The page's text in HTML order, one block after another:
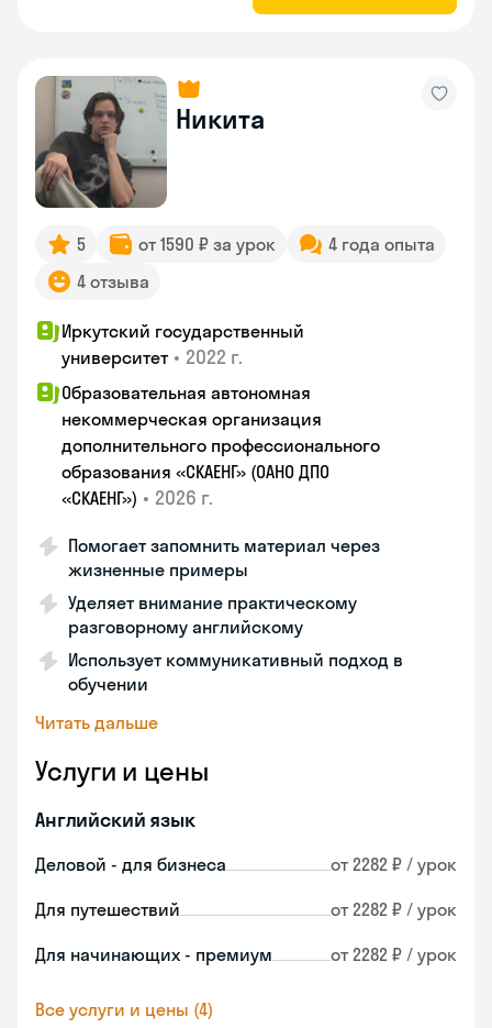
Никита
5 от 1590 ₽ за урок
4 года опыта
4 отзыва
Иркутский государственный
университет • 2022 г.
Образовательная автономная
некоммерческая организация
дополнительного профессионального
образования «СКАЕНГ» (ОАНО ДПО
«СКАЕНГ») • 2026 г.
Помогает запомнить материал через
жизненные примеры
Уделяет внимание практическому
разговорному английскому
Использует коммуникативный подход в
обучении
Читать дальше
Услуги и цены
Английский язык
Деловой - для бизнеса от 2282 ₽ / урок
Для путешествий от 2282 ₽ / урок
Для начинающих - премиум от 2282 ₽ / урок
Все услуги и цены (4)